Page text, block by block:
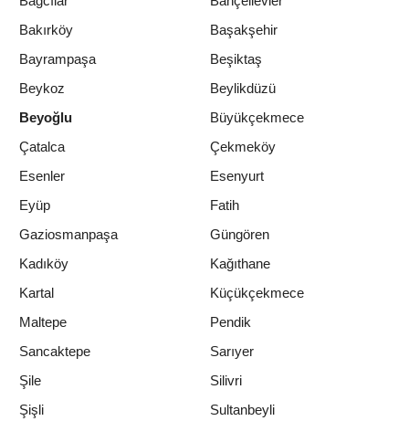
Bakırköy
Başakşehir
Bayrampaşa
Beşiktaş
Beykoz
Beylikdüzü
Beyoğlu
Büyükçekmece
Çatalca
Çekmeköy
Esenler
Esenyurt
Eyüp
Fatih
Gaziosmanpaşa
Güngören
Kadıköy
Kağıthane
Kartal
Küçükçekmece
Maltepe
Pendik
Sancaktepe
Sarıyer
Şile
Silivri
Şişli
Sultanbeyli